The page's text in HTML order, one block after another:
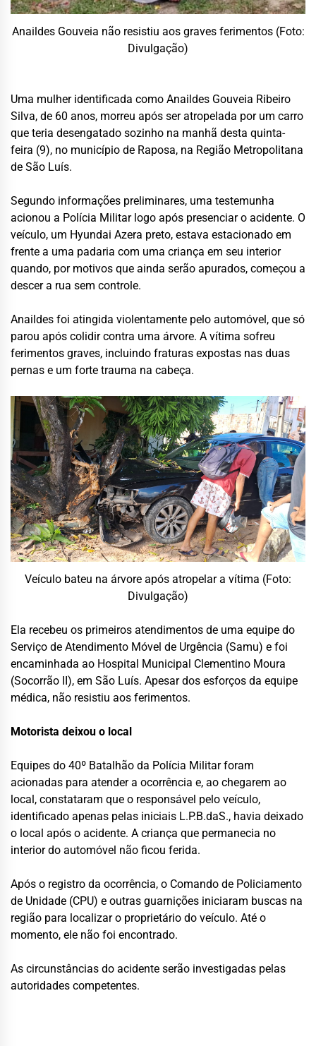
Anaildes Gouveia não resistiu aos graves ferimentos (Foto:
Divulgação)
Uma mulher identificada como Anaildes Gouveia Ribeiro
Silva, de 60 anos, morreu após ser atropelada por um carro
que teria desengatado sozinho na manhã desta quinta-
feira (9), no município de Raposa, na Região Metropolitana
de São Luís.
Segundo informações preliminares, uma testemunha
acionou a Polícia Militar logo após presenciar o acidente. O
veículo, um Hyundai Azera preto, estava estacionado em
frente a uma padaria com uma criança em seu interior
quando, por motivos que ainda serão apurados, começou a
descer a rua sem controle.
Anaildes foi atingida violentamente pelo automóvel, que só
parou após colidir contra uma árvore. A vítima sofreu
ferimentos graves, incluindo fraturas expostas nas duas
pernas e um forte trauma na cabeça.
Veículo bateu na árvore após atropelar a vítima (Foto:
Divulgação)
Ela recebeu os primeiros atendimentos de uma equipe do
Serviço de Atendimento Móvel de Urgência (Samu) e foi
encaminhada ao Hospital Municipal Clementino Moura
(Socorrão II), em São Luís. Apesar dos esforços da equipe
médica, não resistiu aos ferimentos.
Motorista deixou o local
Equipes do 40º Batalhão da Polícia Militar foram
acionadas para atender a ocorrência e, ao chegarem ao
local, constataram que o responsável pelo veículo,
identificado apenas pelas iniciais L.P.B.daS., havia deixado
o local após o acidente. A criança que permanecia no
interior do automóvel não ficou ferida.
Após o registro da ocorrência, o Comando de Policiamento
de Unidade (CPU) e outras guarnições iniciaram buscas na
região para localizar o proprietário do veículo. Até o
momento, ele não foi encontrado.
As circunstâncias do acidente serão investigadas pelas
autoridades competentes.